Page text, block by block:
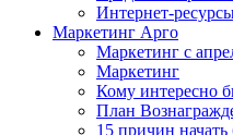
Интернет-
Маркетинг Арго
Маркетинг с
Маркетинг
Кому интересно
План
15 причин